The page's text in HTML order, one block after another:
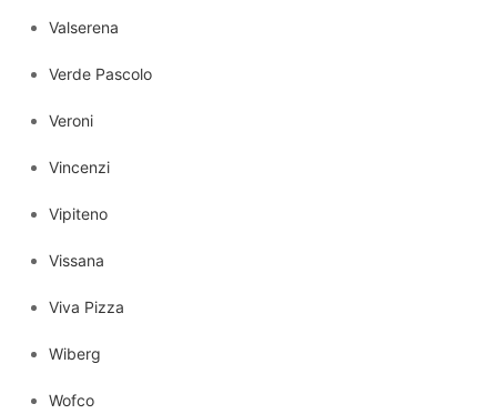
Valserena
Verde Pascolo
Veroni
Vincenzi
Vipiteno
Vissana
Viva Pizza
Wiberg
Wofco